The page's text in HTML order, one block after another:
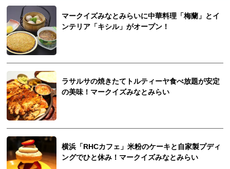
マークイズみなとみらいに中華料理「梅蘭」とイ
ンテリア「キシル」がオープン！
ラサルサの焼きたてトルティーヤ食べ放題が安定
の美味！マークイズみなとみらい
横浜「RHCカフェ」米粉のケーキと自家製プディ
ングでひと休み！マークイズみなとみらい